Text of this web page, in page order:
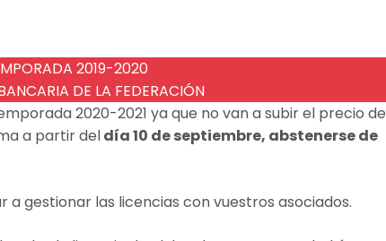
2019-2020
DE LA FEDERACIÓN
2020-2021 ya que no van a subir el precio de
a partir deldía 10 de septiembre, abstenerse de
gestionar las licencias con vuestros asociados.